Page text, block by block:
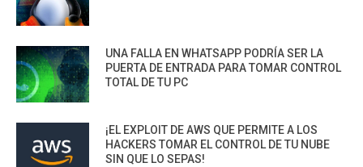
UNA FALLA EN WHATSAPP PODRÍA SER LA
PUERTA DE ENTRADA PARA TOMAR CONTROL
TOTAL DE TU PC
¡EL EXPLOIT DE AWS QUE PERMITE A LOS
HACKERS TOMAR EL CONTROL DE TU NUBE
SIN QUE LO SEPAS!